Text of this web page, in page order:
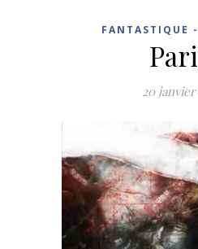
FANTASTIQUE
20 janvier